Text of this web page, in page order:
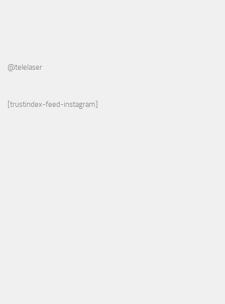
@telelaser
[trustindex-feed-instagram]